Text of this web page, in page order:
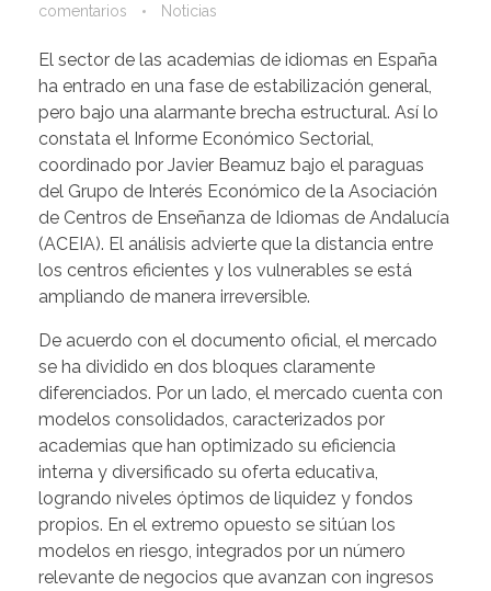
comentarios
Noticias
El sector de las academias de idiomas en España
ha entrado en una fase de estabilización general,
pero bajo una alarmante brecha estructural. Así lo
constata el Informe Económico Sectorial,
coordinado por Javier Beamuz bajo el paraguas
del Grupo de Interés Económico de la Asociación
de Centros de Enseñanza de Idiomas de Andalucía
(ACEIA). El análisis advierte que la distancia entre
los centros eficientes y los vulnerables se está
ampliando de manera irreversible.
De acuerdo con el documento oficial, el mercado
se ha dividido en dos bloques claramente
diferenciados. Por un lado, el mercado cuenta con
modelos consolidados, caracterizados por
academias que han optimizado su eficiencia
interna y diversificado su oferta educativa,
logrando niveles óptimos de liquidez y fondos
propios. En el extremo opuesto se sitúan los
modelos en riesgo, integrados por un número
relevante de negocios que avanzan con ingresos